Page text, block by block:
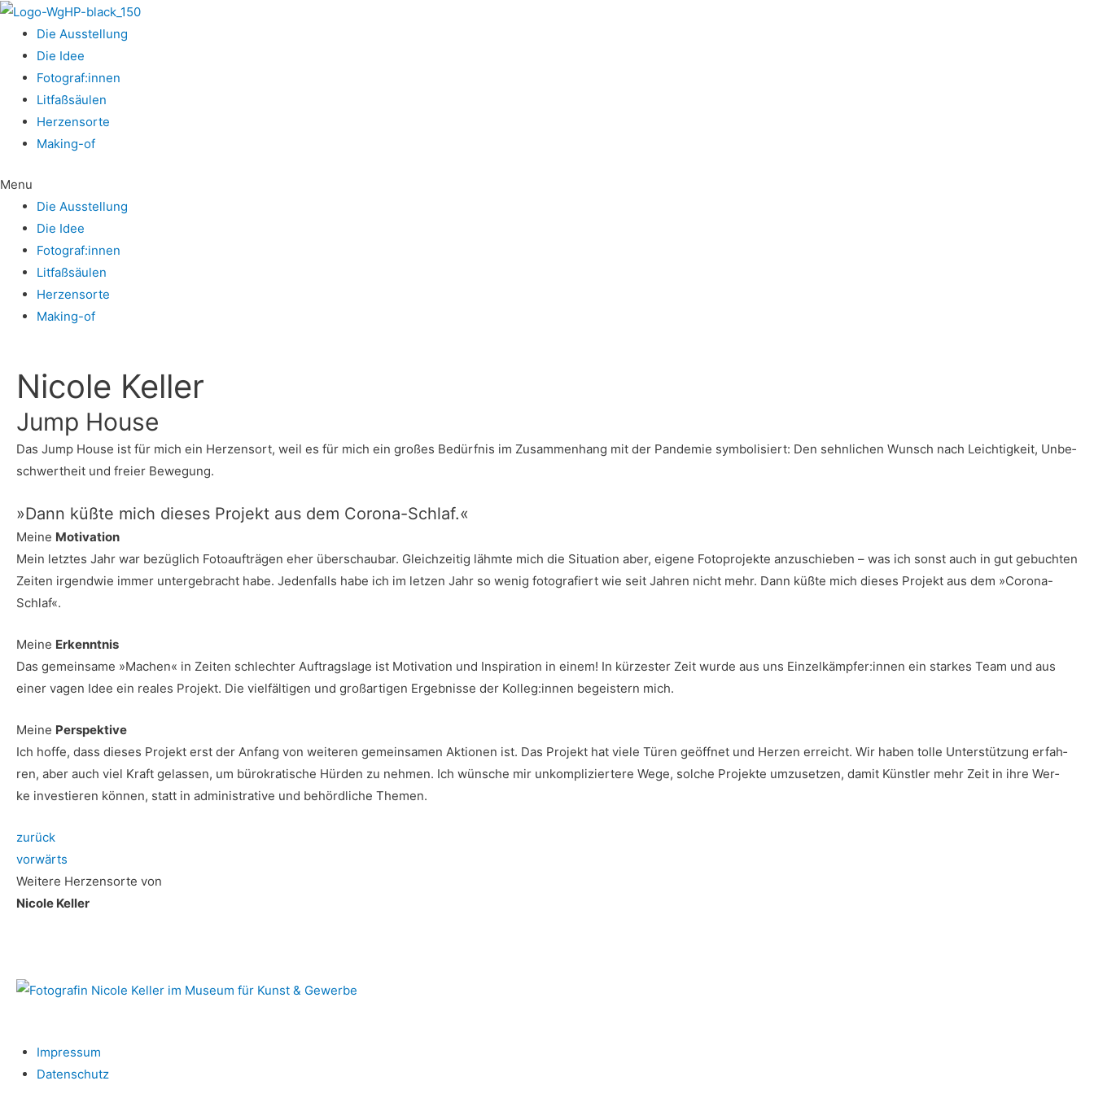
Die Aus­stel­lung
Die Idee
Fotograf:innen
Lit­faß­säu­len
Her­zens­or­te
Making-of
Menu
Die Aus­stel­lung
Die Idee
Fotograf:innen
Lit­faß­säu­len
Her­zens­or­te
Making-of
Nico­le Keller
Jump House
Das Jump House ist für mich ein Her­zens­ort, weil es für mich ein gro­ßes Bedürf­nis im Zusam­men­hang mit der Pan­de­mie sym­bo­li­siert: Den sehn­li­chen Wunsch nach Leich­tig­keit, Unbe­
schwert­heit und frei­er Bewegung.
»Dann küß­te mich die­ses Pro­jekt aus dem Corona-Schlaf.«
Mei­ne Motivation
Mein letz­tes Jahr war bezüg­lich Foto­auf­trä­gen eher über­schau­bar. Gleich­zei­tig lähm­te mich die Situa­ti­on aber, eige­ne Foto­pro­jek­te anzu­schie­ben – was ich sonst auch in gut gebuch­ten
Zei­ten irgend­wie immer unter­ge­bracht habe. Jeden­falls habe ich im let­zen Jahr so wenig foto­gra­fiert wie seit Jah­ren nicht mehr. Dann küß­te mich die­ses Pro­jekt aus dem »Coro­na-
Schlaf«.
Mei­ne Erkenntnis
Das gemein­sa­me »Machen« in Zei­ten schlech­ter Auf­trags­la­ge ist Moti­va­ti­on und Inspi­ra­ti­on in einem! In kür­zes­ter Zeit wur­de aus uns Einzelkämpfer:innen ein star­kes Team und aus
einer vagen Idee ein rea­les Pro­jekt. Die viel­fäl­ti­gen und groß­ar­ti­gen Ergeb­nis­se der Kolleg:innen begeis­tern mich.
Mei­ne Perspektive
Ich hof­fe, dass die­ses Pro­jekt erst der Anfang von wei­te­ren gemein­sa­men Aktio­nen ist. Das Pro­jekt hat vie­le Türen geöff­net und Her­zen erreicht. Wir haben tol­le Unter­stüt­zung erfah­
ren, aber auch viel Kraft gelas­sen, um büro­kra­ti­sche Hür­den zu neh­men. Ich wün­sche mir unkom­pli­zier­te­re Wege, sol­che Pro­jek­te umzu­set­zen, damit Künst­ler mehr Zeit in ihre Wer­
ke inves­tie­ren kön­nen, statt in admi­nis­tra­ti­ve und behörd­li­che Themen.
zurück
vor­wärts
Wei­te­re Her­zens­or­te von
Nico­le Keller
Impres­sum
Daten­schutz